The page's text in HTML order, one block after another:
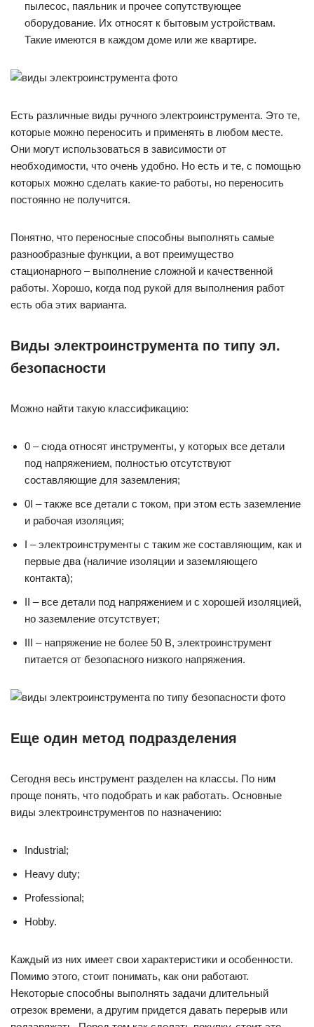
пылесос, паяльник и прочее сопутствующее
оборудование. Их относят к бытовым устройствам.
Такие имеются в каждом доме или же квартире.
Есть различные виды ручного электроинструмента. Это те,
которые можно переносить и применять в любом месте.
Они могут использоваться в зависимости от
необходимости, что очень удобно. Но есть и те, с помощью
которых можно сделать какие-то работы, но переносить
постоянно не получится.
Понятно, что переносные способны выполнять самые
разнообразные функции, а вот преимущество
стационарного – выполнение сложной и качественной
работы. Хорошо, когда под рукой для выполнения работ
есть оба этих варианта.
Виды электроинструмента по типу эл.
безопасности
Можно найти такую классификацию:
0 – сюда относят инструменты, у которых все детали
под напряжением, полностью отсутствуют
составляющие для заземления;
0I – также все детали с током, при этом есть заземление
и рабочая изоляция;
I – электроинструменты с таким же составляющим, как и
первые два (наличие изоляции и заземляющего
контакта);
II – все детали под напряжением и с хорошей изоляцией,
но заземление отсутствует;
III – напряжение не более 50 В, электроинструмент
питается от безопасного низкого напряжения.
Еще один метод подразделения
Сегодня весь инструмент разделен на классы. По ним
проще понять, что подобрать и как работать. Основные
виды электроинструментов по назначению:
Industrial;
Heavy duty;
Professional;
Hobby.
Каждый из них имеет свои характеристики и особенности.
Помимо этого, стоит понимать, как они работают.
Некоторые способны выполнять задачи длительный
отрезок времени, а другим придется давать перерыв или